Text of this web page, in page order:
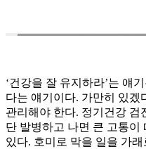
‘건강을 잘 유지하라’는 얘
다는 얘기이다. 가만히 있겠
관리해야 한다. 정기건강 검
단 발병하고 나면 큰 고통이
있다. 호미로 막을 일을 가